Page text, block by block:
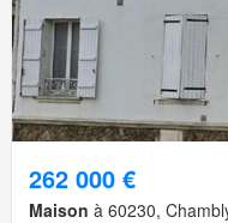
262 000 €
Maison à 60230,